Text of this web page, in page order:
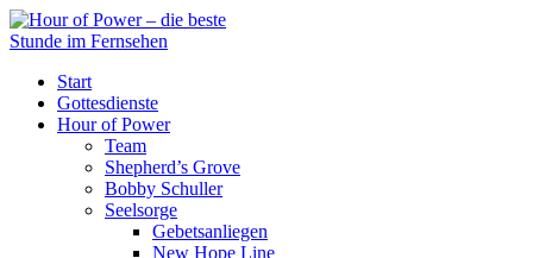
Start
Gottesdienste
Hour of Power
Team
Shepherd’s Grove
Bobby Schuller
Seelsorge
Gebetsanliegen
New Hope Line